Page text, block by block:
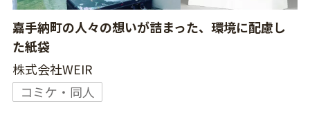
嘉手納町の人々の想いが詰まった、環境に配慮し
た紙袋
株式会社WEIR
コミケ・同人